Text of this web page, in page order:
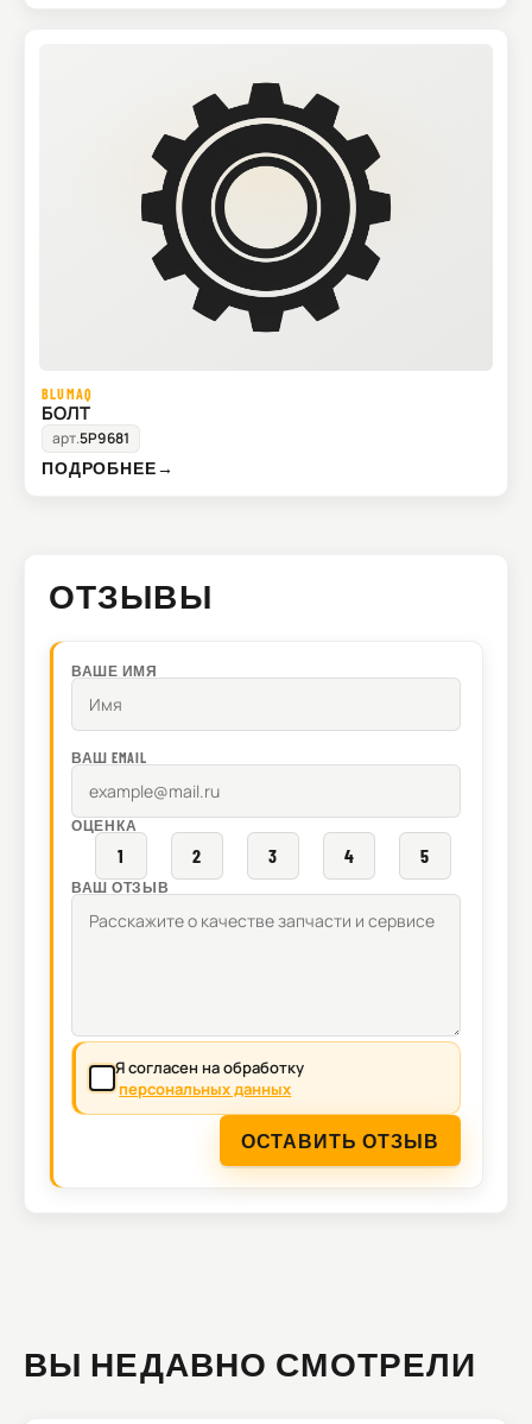
BLUMAQ
БОЛТ
арт.5P9681
ПОДРОБНЕЕ→
ОТЗЫВЫ
ВАШЕ ИМЯ
ВАШ EMAIL
ОЦЕНКА
1 2 3 4 5
ВАШ ОТЗЫВ
Я согласен на обработку
персональных данных
ОСТАВИТЬ ОТЗЫВ
ВЫ НЕДАВНО СМОТРЕЛИ